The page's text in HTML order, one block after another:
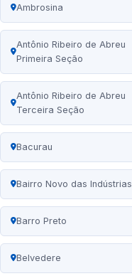
Ambrosina
Antônio Ribeiro de Abreu
Primeira Seção
Antônio Ribeiro de Abreu
Terceira Seção
Bacurau
Bairro Novo das Indústrias
Barro Preto
Belvedere